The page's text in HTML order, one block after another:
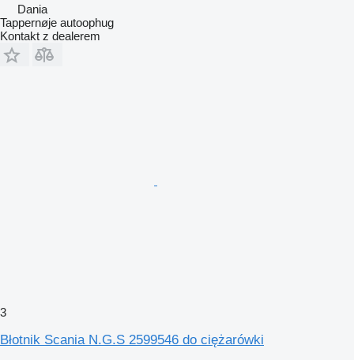
Dania
Tappernøje autoophug
Kontakt z dealerem
3
Błotnik Scania N.G.S 2599546 do ciężarówki